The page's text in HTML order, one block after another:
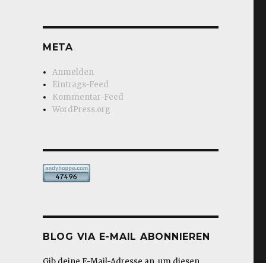
META
Anmelden
Eintrags-Feed
Kommentar-Feed
WordPress.org
BLOG VIA E-MAIL ABONNIEREN